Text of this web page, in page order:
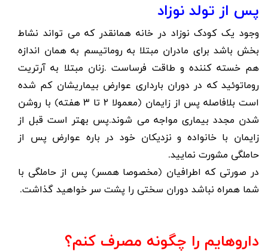
پس از تولد نوزاد
وجود یک کودک نوزاد در خانه همانقدر که می تواند نشاط
بخش باشد برای مادران مبتلا به روماتیسم به همان اندازه
هم خسته کننده و طاقت فرساست .زنان مبتلا به آرتریت
روماتوئید که در دوران بارداری عوارض بیماریشان کم شده
است بلافاصله پس از زایمان (معمولا ۲ تا ۳ هفته) با روشن
شدن مجدد بیماری مواجه می شوند.پس بهتر است قبل از
زایمان با خانواده و نزدیکان خود در باره عوارض پس از
حاملگی مشورت نمایید.
در صورتی که اطرافیان (مخصوصا همسر) پس از حاملگی با
شما همراه نباشد دوران سختی را پشت سر خواهید گذاشت.
داروهایم را چگونه مصرف کنم؟